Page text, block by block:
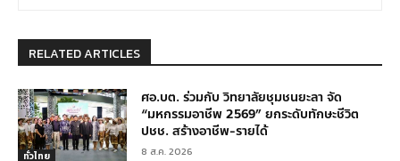
RELATED ARTICLES
ทั่วไทย
ศอ.บต. ร่วมกับ วิทยาลัยชุมชนยะลา จัด
“มหกรรมอาชีพ 2569” ยกระดับทักษะชีวิต
ปชช. สร้างอาชีพ-รายได้
8 ส.ค. 2026